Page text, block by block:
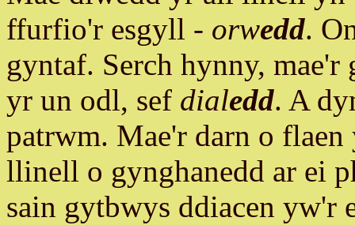
ffurfio'r esgyll - orwedd.
gyntaf. Serch hynny,
yr un odl, sef dialedd. A
patrwm. Mae'r darn o
llinell o gynghanedd ar ei
sain gytbwys ddiacen yw'r